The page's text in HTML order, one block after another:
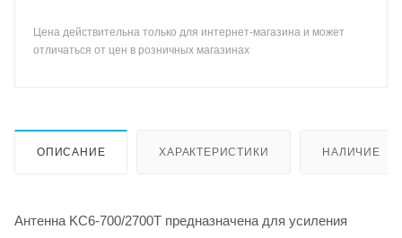
Цена действительна только для интернет-магазина и может
отличаться от цен в розничных магазинах
ОПИСАНИЕ ХАРАКТЕРИСТИКИ НАЛИЧИЕ
Антенна KC6-700/2700T предназначена для усиления